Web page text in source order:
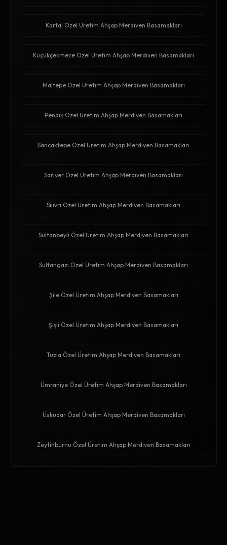
Kartal Özel Üretim Ahşap Merdiven Basamakları
Küçükçekmece Özel Üretim Ahşap Merdiven Basamakları
Maltepe Özel Üretim Ahşap Merdiven Basamakları
Pendik Özel Üretim Ahşap Merdiven Basamakları
Sancaktepe Özel Üretim Ahşap Merdiven Basamakları
Sarıyer Özel Üretim Ahşap Merdiven Basamakları
Silivri Özel Üretim Ahşap Merdiven Basamakları
Sultanbeyli Özel Üretim Ahşap Merdiven Basamakları
Sultangazi Özel Üretim Ahşap Merdiven Basamakları
Şile Özel Üretim Ahşap Merdiven Basamakları
Şişli Özel Üretim Ahşap Merdiven Basamakları
Tuzla Özel Üretim Ahşap Merdiven Basamakları
Ümraniye Özel Üretim Ahşap Merdiven Basamakları
Üsküdar Özel Üretim Ahşap Merdiven Basamakları
Zeytinburnu Özel Üretim Ahşap Merdiven Basamakları